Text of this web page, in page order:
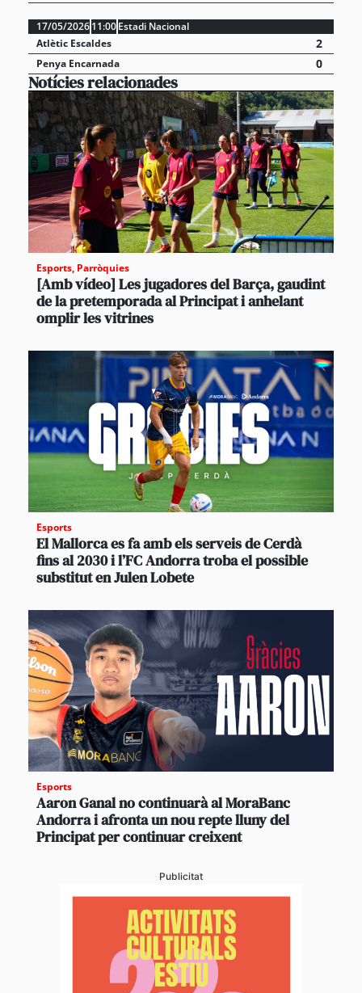
17/05/202611:00Estadi Nacional
Atlètic Escaldes
2
Penya Encarnada 0
Notícies relacionades
Esports, Parròquies
[Amb vídeo] Les jugadores del Barça, gaudint
de la pretemporada al Principat i anhelant
omplir les vitrines
Esports
El Mallorca es fa amb els serveis de Cerdà
fins al 2030 i l’FC Andorra troba el possible
substitut en Julen Lobete
Esports
Aaron Ganal no continuarà al MoraBanc
Andorra i afronta un nou repte lluny del
Principat per continuar creixent
Publicitat